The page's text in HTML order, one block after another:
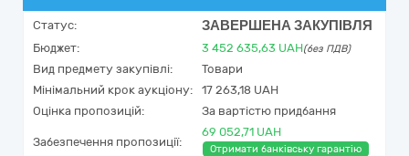
Статус: ЗАВЕРШЕНА ЗАКУПІВЛЯ
Бюджет: 3 452 635,63 UAH(без ПДВ)
Вид предмету закупівлі:
Товари
Мінімальний крок аукціону:
17 263,18 UAH
Оцінка пропозицій:
За вартістю придбання
Забезпечення пропозиції:
69 052,71 UAH
Отримати банківську гарантію